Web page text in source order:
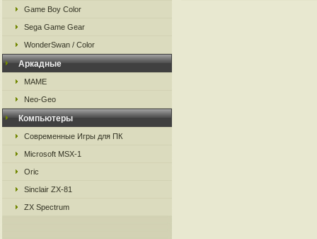
Game Boy Color
Sega Game Gear
WonderSwan / Color
Аркадные
MAME
Neo-Geo
Компьютеры
Современные Игры для ПК
Microsoft MSX-1
Oric
Sinclair ZX-81
ZX Spectrum